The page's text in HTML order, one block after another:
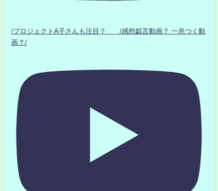
/プロジェクトA子さんも注目？ /感想戯言動画？.一息つく動
画？/